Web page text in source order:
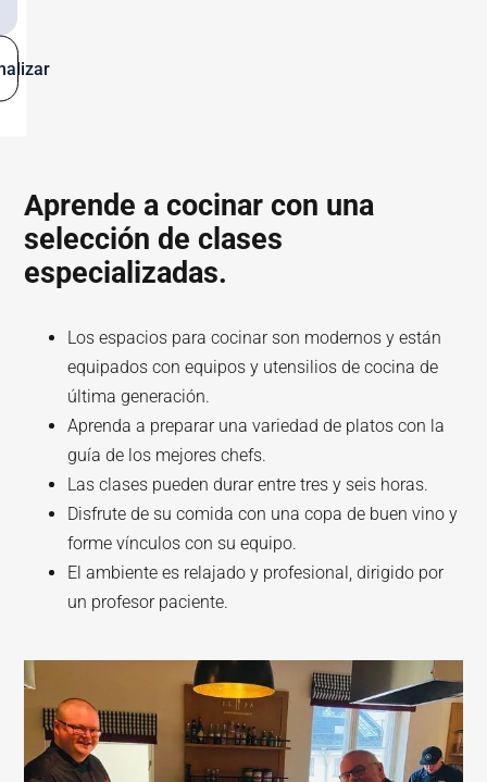
Aprende a cocinar con una
selección de clases
especializadas.
Los espacios para cocinar son modernos y están
equipados con equipos y utensilios de cocina de
última generación.
Aprenda a preparar una variedad de platos con la
guía de los mejores chefs.
Las clases pueden durar entre tres y seis horas.
Disfrute de su comida con una copa de buen vino y
forme vínculos con su equipo.
El ambiente es relajado y profesional, dirigido por
un profesor paciente.